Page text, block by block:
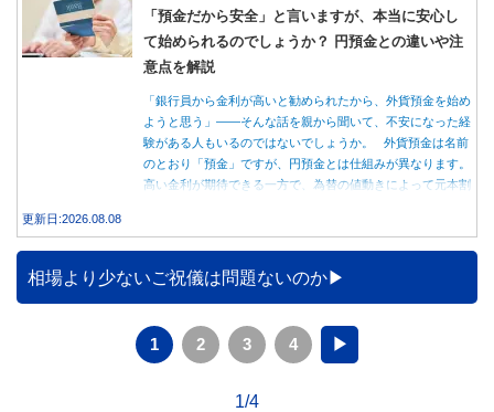
「預金だから安全」と言いますが、本当に安心し
て始められるのでしょうか？ 円預金との違いや注
意点を解説
「銀行員から金利が高いと勧められたから、外貨預金を始め
ようと思う」――そんな話を親から聞いて、不安になった経
験がある人もいるのではないでしょうか。 外貨預金は名前
のとおり「預金」ですが、円預金とは仕組みが異なります。
高い金利が期待できる一方で、為替の値動きによって元本割
更新日:2026.08.08
相場より少ないご祝儀は問題ないのか
1 2 3 4 ▶
1/4